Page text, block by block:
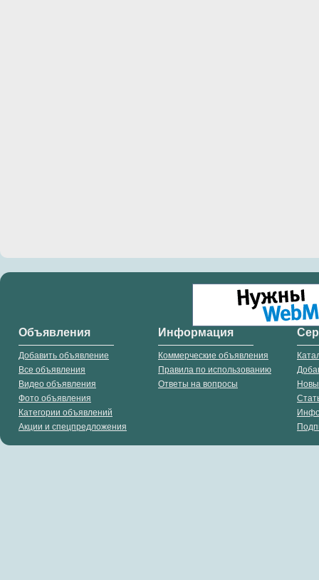
Объявления
Добавить объявление
Все объявления
Видео объявления
Фото объявления
Категории объявлений
Акции и спецпредложения
Информация
Коммерческие объявления
Правила по использованию
Ответы на вопросы